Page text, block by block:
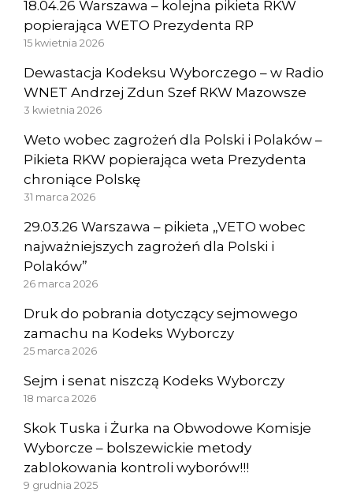
18.04.26 Warszawa – kolejna pikieta RKW
popierająca WETO Prezydenta RP
15 kwietnia 2026
Dewastacja Kodeksu Wyborczego – w Radio
WNET Andrzej Zdun Szef RKW Mazowsze
3 kwietnia 2026
Weto wobec zagrożeń dla Polski i Polaków –
Pikieta RKW popierająca weta Prezydenta
chroniące Polskę
31 marca 2026
29.03.26 Warszawa – pikieta „VETO wobec
najważniejszych zagrożeń dla Polski i
Polaków”
26 marca 2026
Druk do pobrania dotyczący sejmowego
zamachu na Kodeks Wyborczy
25 marca 2026
Sejm i senat niszczą Kodeks Wyborczy
18 marca 2026
Skok Tuska i Żurka na Obwodowe Komisje
Wyborcze – bolszewickie metody
zablokowania kontroli wyborów!!!
9 grudnia 2025